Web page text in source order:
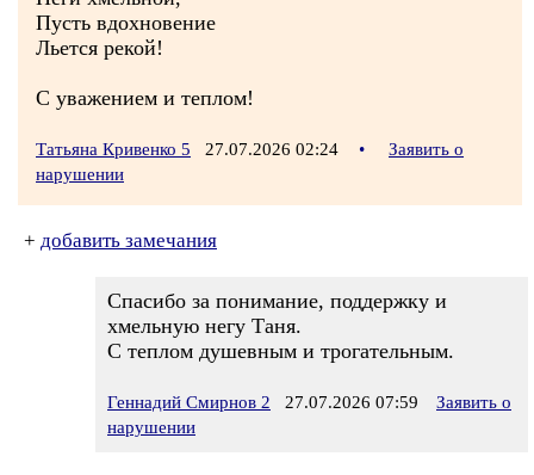
Пусть вдохновение
Льется рекой!
С уважением и теплом!
Татьяна Кривенко 5 27.07.2026 02:24 •
Заявить о
нарушении
+ добавить замечания
Спасибо за понимание, поддержку и
хмельную негу Таня.
С теплом душевным и трогательным.
Геннадий Смирнов 2 27.07.2026 07:59
Заявить о
нарушении